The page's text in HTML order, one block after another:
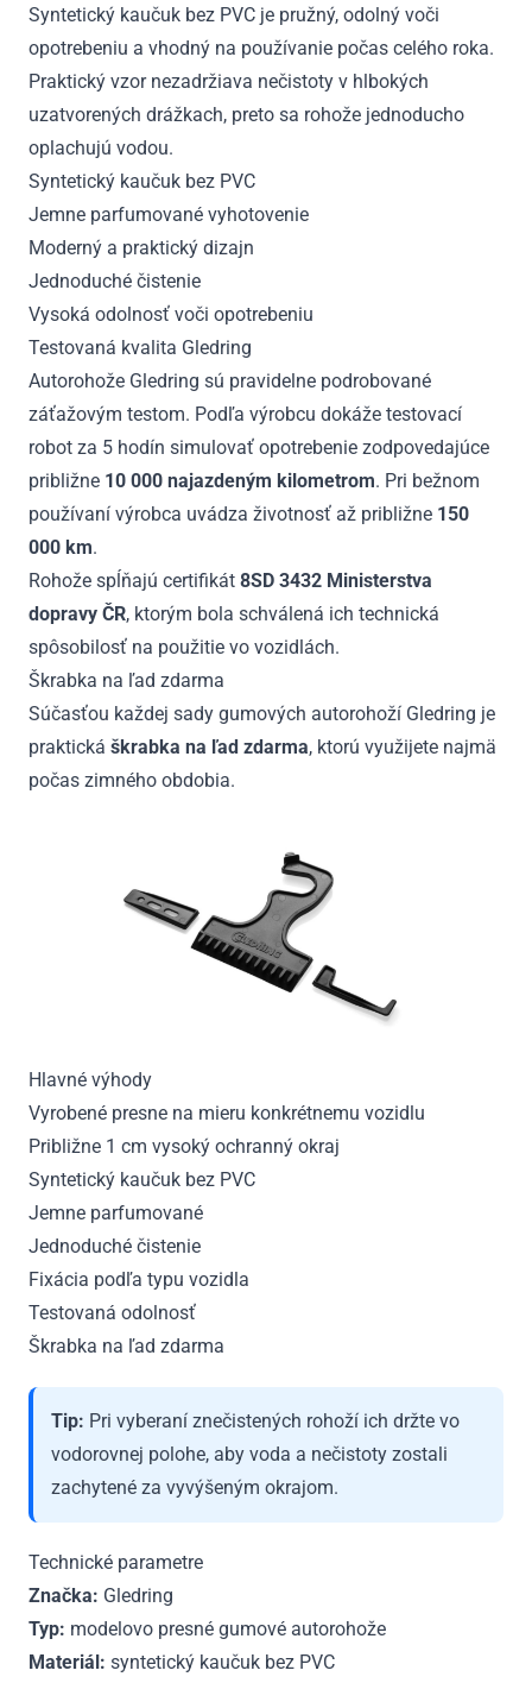
Syntetický kaučuk bez PVC je pružný, odolný voči
opotrebeniu a vhodný na používanie počas celého roka.
Praktický vzor nezadržiava nečistoty v hlbokých
uzatvorených drážkach, preto sa rohože jednoducho
oplachujú vodou.
Syntetický kaučuk bez PVC
Jemne parfumované vyhotovenie
Moderný a praktický dizajn
Jednoduché čistenie
Vysoká odolnosť voči opotrebeniu
Testovaná kvalita Gledring
Autorohože Gledring sú pravidelne podrobované
záťažovým testom. Podľa výrobcu dokáže testovací
robot za 5 hodín simulovať opotrebenie zodpovedajúce
približne 10 000 najazdeným kilometrom. Pri bežnom
používaní výrobca uvádza životnosť až približne 150
000 km.
Rohože spĺňajú certifikát 8SD 3432 Ministerstva
dopravy ČR, ktorým bola schválená ich technická
spôsobilosť na použitie vo vozidlách.
Škrabka na ľad zdarma
Súčasťou každej sady gumových autorohoží Gledring je
praktická škrabka na ľad zdarma, ktorú využijete najmä
počas zimného obdobia.
Hlavné výhody
Vyrobené presne na mieru konkrétnemu vozidlu
Približne 1 cm vysoký ochranný okraj
Syntetický kaučuk bez PVC
Jemne parfumované
Jednoduché čistenie
Fixácia podľa typu vozidla
Testovaná odolnosť
Škrabka na ľad zdarma
Tip: Pri vyberaní znečistených rohoží ich držte vo
vodorovnej polohe, aby voda a nečistoty zostali
zachytené za vyvýšeným okrajom.
Technické parametre
Značka: Gledring
Typ: modelovo presné gumové autorohože
Materiál: syntetický kaučuk bez PVC